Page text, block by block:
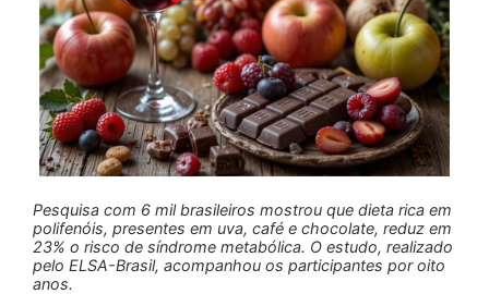
Pesquisa com 6 mil brasileiros mostrou que dieta rica em
polifenóis, presentes em uva, café e chocolate, reduz em
23% o risco de síndrome metabólica. O estudo, realizado
pelo ELSA-Brasil, acompanhou os participantes por oito
anos.